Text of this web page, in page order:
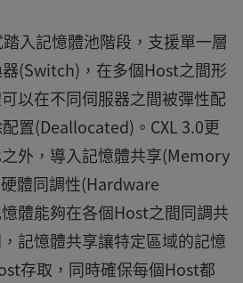
入記憶體池階段，支援單一層
(Switch)，在多個Host之間形
以在不同伺服器之間被彈性配
置(Deallocated)。CXL 3.0更
外，導入記憶體共享(Memory
體同調性(Hardware
體能夠在各個Host之間同調共
記憶體共享讓特定區域的記憶
存取，同時確保每個Host都